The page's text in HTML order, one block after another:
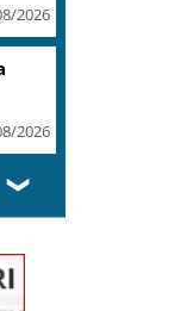
2026
2026
❯